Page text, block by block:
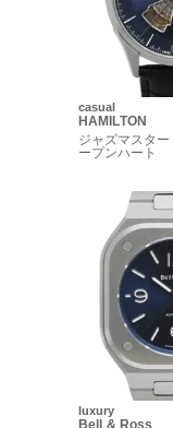
casual
HAMILTON
ジャズマスタ
ープンハート
luxury
Bell & Ross